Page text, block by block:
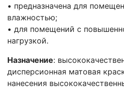
• предназначена для
влажностью;
• для помещений с
нагрузкой.
Назначение:
дисперсионная матовая
нанесения